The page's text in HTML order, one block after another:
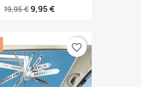
19,95 € 9,95 €
favorite_border